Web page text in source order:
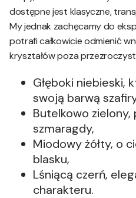
dostępne jest klasyczne,
My jednak zachęcamy do
potrafi całkowicie odmienić
kryształów poza
Głęboki niebieski,
swoją barwą
Butelkowo
szmaragdy,
Miodowy żółty, o
blasku,
Lśniącą czerń,
charakteru.